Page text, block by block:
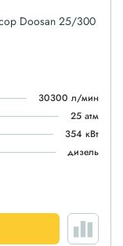
Doosan 25/300
30300 л/мин
25 атм
354 кВт
дизель